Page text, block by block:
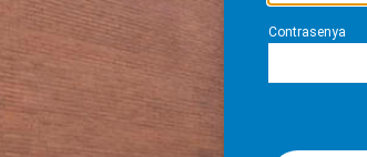
Contrasenya